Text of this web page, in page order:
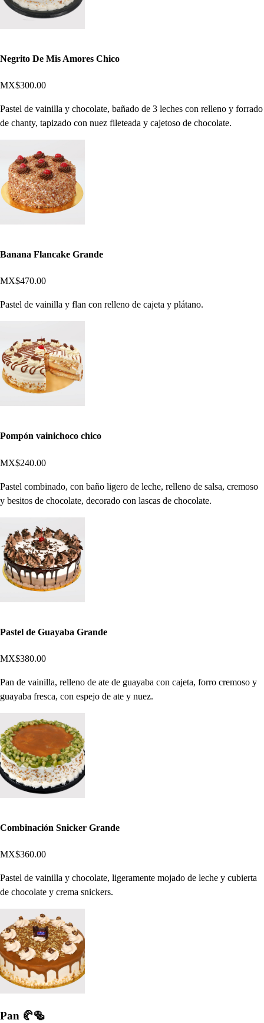
Negrito De Mis Amores Chico
MX$300.00
Pastel de vainilla y chocolate, bañado de 3 leches con relleno y forrado
de chanty, tapizado con nuez fileteada y cajetoso de chocolate.
Banana Flancake Grande
MX$470.00
Pastel de vainilla y flan con relleno de cajeta y plátano.
Pompón vainichoco chico
MX$240.00
Pastel combinado, con baño ligero de leche, relleno de salsa, cremoso
y besitos de chocolate, decorado con lascas de chocolate.
Pastel de Guayaba Grande
MX$380.00
Pan de vainilla, relleno de ate de guayaba con cajeta, forro cremoso y
guayaba fresca, con espejo de ate y nuez.
Combinación Snicker Grande
MX$360.00
Pastel de vainilla y chocolate, ligeramente mojado de leche y cubierta
de chocolate y crema snickers.
Pan 🥐​🥯​